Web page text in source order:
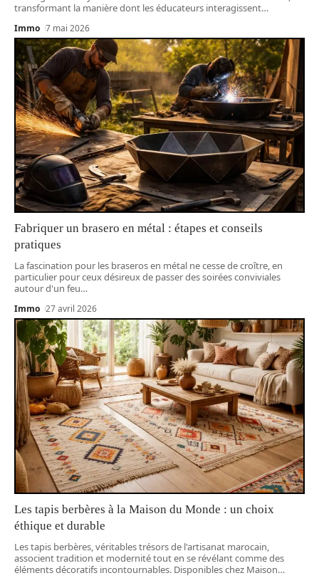
transformant la manière dont les éducateurs interagissent…
Immo 7 mai 2026
Fabriquer un brasero en métal : étapes et conseils
pratiques
La fascination pour les braseros en métal ne cesse de croître, en
particulier pour ceux désireux de passer des soirées conviviales
autour d'un feu…
Immo 27 avril 2026
Les tapis berbères à la Maison du Monde : un choix
éthique et durable
Les tapis berbères, véritables trésors de l'artisanat marocain,
associent tradition et modernité tout en se révélant comme des
éléments décoratifs incontournables. Disponibles chez Maison…